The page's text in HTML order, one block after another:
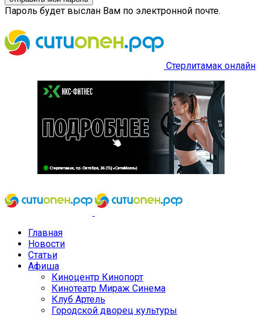
Пароль будет выслан Вам по электронной почте.
Стерлитамак онлайн
Главная
Новости
Статьи
Афиша
Киноцентр Кинопорт
Кинотеатр Мираж Синема
Клуб Артель
Городской дворец культуры